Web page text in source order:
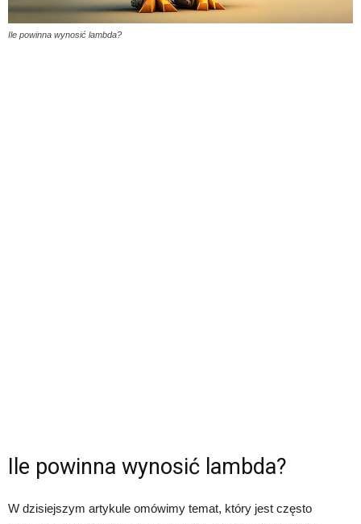
Ile powinna wynosić lambda?
Ile powinna wynosić lambda?
W dzisiejszym artykule omówimy temat, który jest często